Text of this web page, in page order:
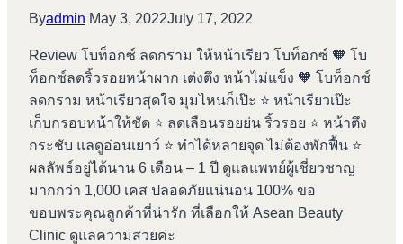
Byadmin May 3, 2022July 17, 2022
Review โบท็อกซ์ ลดกราม ให้หน้าเรียว โบท็อกซ์ 🧡 โบ
ท็อกซ์ลดริ้วรอยหน้าผาก เต่งตึง หน้าไม่แข็ง 🧡 โบท็อกซ์
ลดกราม หน้าเรียวสุดใจ มุมไหนก็เป๊ะ ⭐️ หน้าเรียวเป๊ะ
เก็บกรอบหน้าให้ชัด ⭐️ ลดเลือนรอยย่น ริ้วรอย ⭐️ หน้าตึง
กระชับ แลดูอ่อนเยาว์ ⭐️ ทำได้หลายจุด ไม่ต้องพักฟื้น ⭐️
ผลลัพธ์อยู่ได้นาน 6 เดือน – 1 ปี ดูแลแพทย์ผู้เชี่ยวชาญ
มากกว่า 1,000 เคส ปลอดภัยแน่นอน 100% ขอ
ขอบพระคุณลูกค้าที่น่ารัก ที่เลือกให้ Asean Beauty
Clinic ดูแลความสวยค่ะ